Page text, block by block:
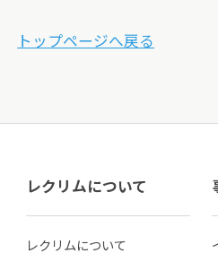
トップページへ戻る
レクリムについて
レクリムについて